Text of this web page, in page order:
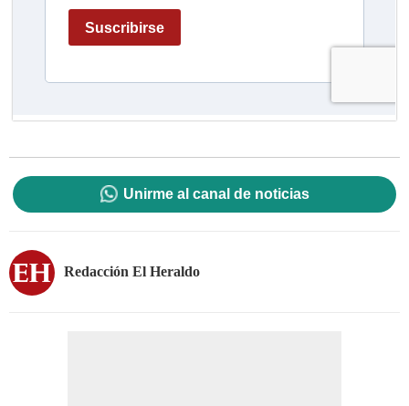
Unirme al canal de noticias
Redacción El Heraldo